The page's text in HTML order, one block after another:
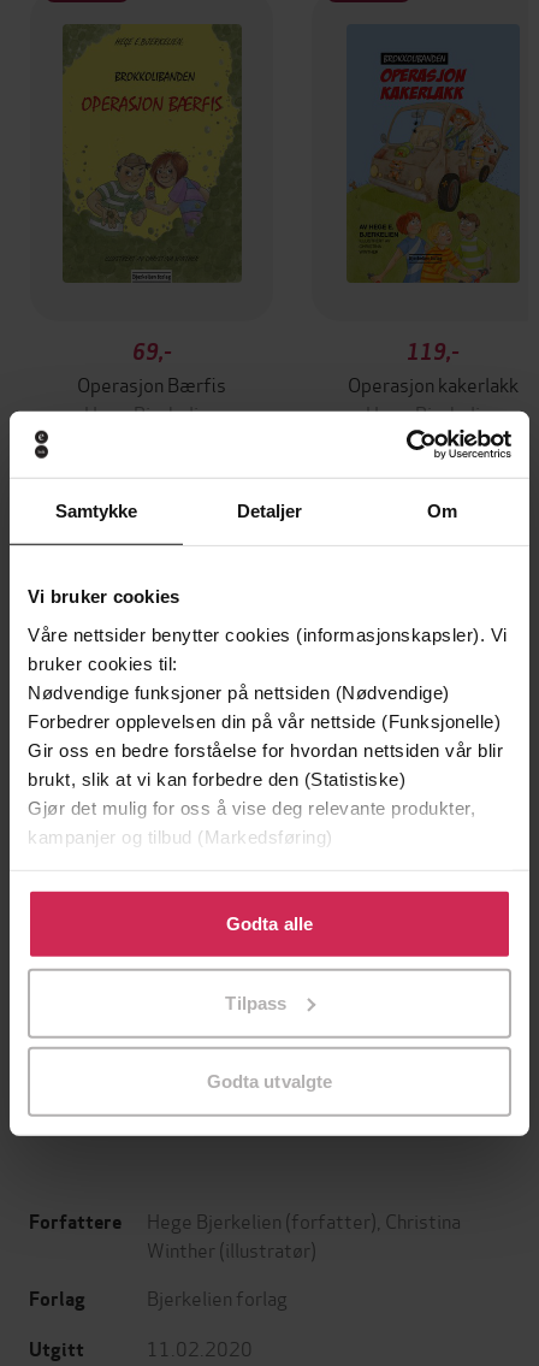
Samtykke Detaljer Om
Vi bruker cookies
Våre nettsider benytter cookies (informasjonskapsler). Vi
bruker cookies til:
Nødvendige funksjoner på nettsiden (Nødvendige)
Forbedrer opplevelsen din på vår nettside (Funksjonelle)
Gir oss en bedre forståelse for hvordan nettsiden vår blir
brukt, slik at vi kan forbedre den (Statistiske)
Gjør det mulig for oss å vise deg relevante produkter,
kampanjer og tilbud (Markedsføring)
Klikk på «Godta alle» for å gi oss ditt samtykke til å
bruke cookies for alle disse formålene. Du kan også
tilpasse ditt samtykke til spesifikke formål ved å klikke
Godta alle
Tilpass
Godta utvalgte
69,-
Operasjon Bærfis
Hege Bjerkelien
119,-
Operasjon kakerlakk
Hege Bjerkelien
EBOK
Å vanne blomster om kvelden
Premium
Vi bor alle her
Forfattere Hege Bjerkelien (forfatter), Christina
Winther (illustratør)
Forlag Bjerkelien forlag
Utgitt 11.02.2020